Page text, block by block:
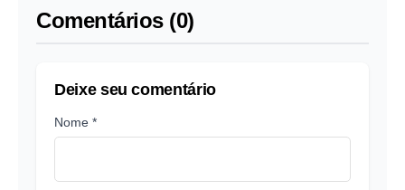
Comentários (0)
Deixe seu comentário
Nome *